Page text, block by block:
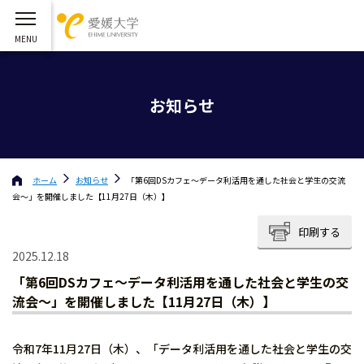
お知らせ
ホーム お知らせ
「第6回DSカフェ〜データ利活用を通した社会と学生の交流
会〜」を開催しました【11月27日（木）】
印刷する
2025.12.18
「第6回DSカフェ〜データ利活用を通した社会と学生の交
流会〜」を開催しました【11月27日（木）】
令和7年11月27日（木）、「データ利活用を通した社会と学生の交